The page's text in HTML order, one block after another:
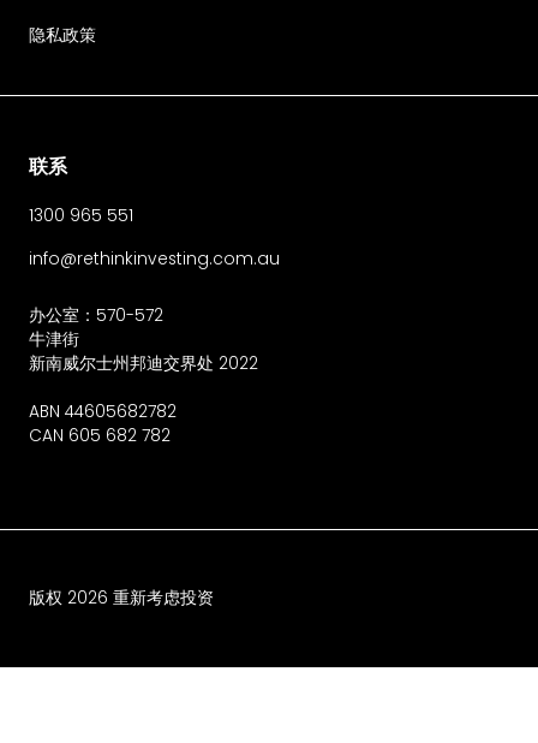
隐私政策
联系
1300 965 551
info@rethinkinvesting.com.au
办公室：570-572
牛津街
新南威尔士州邦迪交界处 2022
ABN 44605682782
CAN 605 682 782
版权 2026 重新考虑投资